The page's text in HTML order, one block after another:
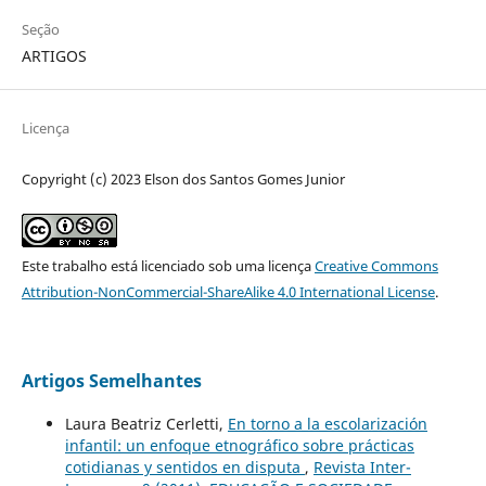
Seção
ARTIGOS
Licença
Copyright (c) 2023 Elson dos Santos Gomes Junior
Este trabalho está licenciado sob uma licençaCreative Commons
Attribution-NonCommercial-ShareAlike 4.0 International License.
Artigos Semelhantes
Laura Beatriz Cerletti, En torno a la escolarización
infantil: un enfoque etnográfico sobre prácticas
cotidianas y sentidos en disputa , Revista Inter-